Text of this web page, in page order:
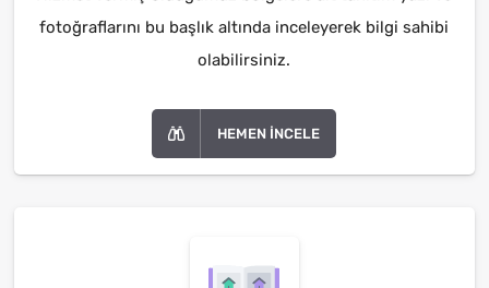
fotoğraflarını bu başlık altında inceleyerek bilgi sahibi
olabilirsiniz.
HEMEN İNCELE